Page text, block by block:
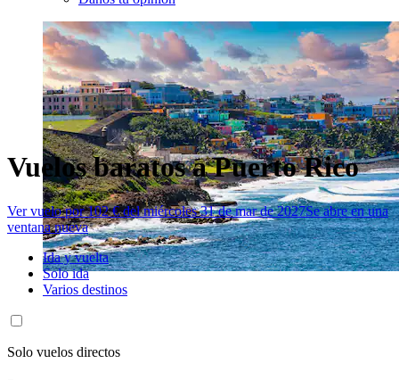
Vuelos baratos a Puerto Rico
Ver vuelo por 102 € del miércoles 31 de mar de 2027Se abre en una
ventana nueva
Ida y vuelta
Solo ida
Varios destinos
Solo vuelos directos